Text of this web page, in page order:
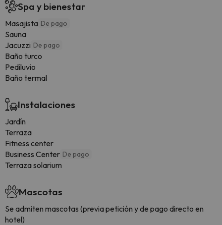
Spa y bienestar
Masajista De pago
Sauna
Jacuzzi De pago
Baño turco
Pediluvio
Baño termal
Instalaciones
Jardín
Terraza
Fitness center
Business Center De pago
Terraza solarium
Mascotas
Se admiten mascotas (previa petición y de pago directo en
hotel)